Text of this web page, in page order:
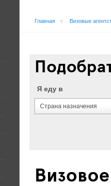
Главная » Визовые
Я еду в
Страна назначения